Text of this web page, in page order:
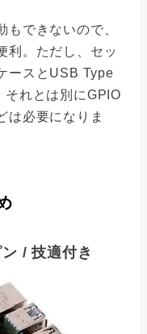
もできないので、
利。ただし、セッ
ースとUSB Type
それとは別にGPIO
は必要になりま
/ 技適付き